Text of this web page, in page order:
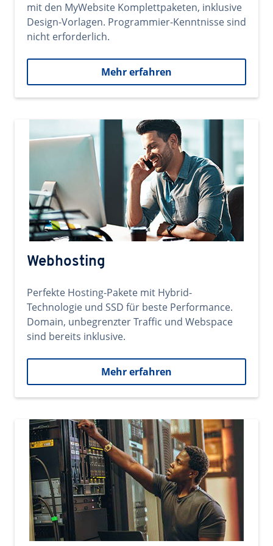
mit den MyWebsite Komplettpaketen, inklusive
Design-Vorlagen. Programmier-Kenntnisse sind
nicht erforderlich.
Mehr erfahren
Webhosting
Perfekte Hosting-Pakete mit Hybrid-
Technologie und SSD für beste Performance.
Domain, unbegrenzter Traffic und Webspace
sind bereits inklusive.
Mehr erfahren